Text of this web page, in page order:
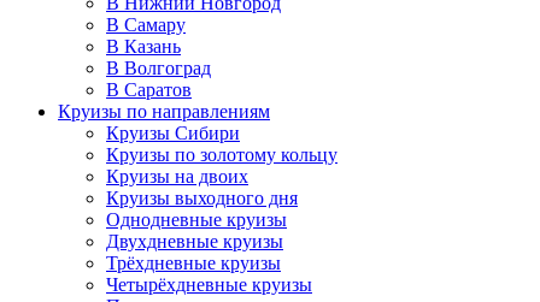
В Самару
В Казань
В Волгоград
В Саратов
Круизы по направлениям
Круизы Сибири
Круизы по золотому кольцу
Круизы на двоих
Круизы выходного дня
Однодневные круизы
Двухдневные круизы
Трёхдневные круизы
Четырёхдневные круизы